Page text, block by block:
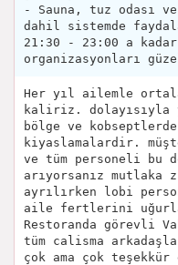
- Sauna, tuz odası
dahil sistemde
21:30 - 23:00 a
organizasyonları
Her yıl ailemle
kaliriz. dolayısıyla
bölge ve
kiyaslamalardir.
ve tüm personeli bu
arıyorsanız
ayrılırken lobi
aile fertlerini
Restoranda görevli
tüm calisma
çok ama çok